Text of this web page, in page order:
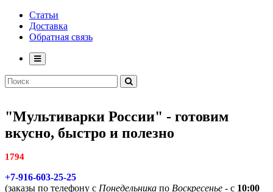
Статьи
Доставка
Обратная связь
"Мультиварки России" - готовим
вкусно, быстро и полезно
1794
+7-916-603-25-25
(заказы по телефону с Понедельника по Воскресенье - с 10:00